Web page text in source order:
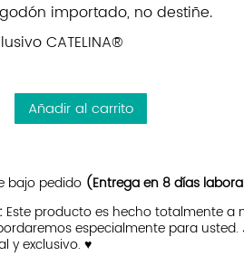
importado, no destiñe.
CATELINA®
Añadir al carrito
bajo pedido (Entrega en 8 días
Este producto es hecho totalmente a
especialmente para
y exclusivo. ♥